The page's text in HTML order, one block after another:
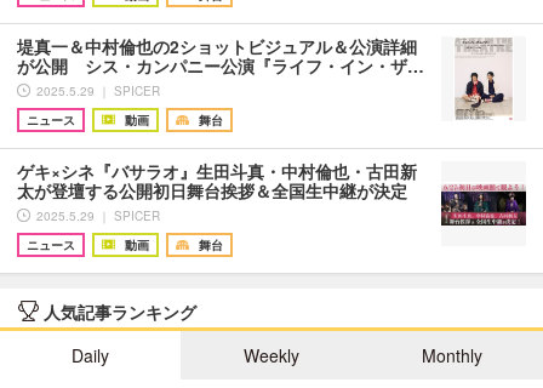
堤真一＆中村倫也の2ショットビジュアル＆公演詳細
が公開 シス・カンパニー公演『ライフ・イン・ザ…
2025.5.29 ｜ SPICER
ニュース
動画 舞台
ゲキ×シネ『バサラオ』生田斗真・中村倫也・古田新
太が登壇する公開初日舞台挨拶＆全国生中継が決定
2025.5.29 ｜ SPICER
ニュース
動画 舞台
人気記事ランキング
Daily
Weekly Monthly